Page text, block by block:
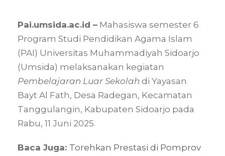
Pai.umsida.ac.id – Mahasiswa semester 6
Program Studi Pendidikan Agama Islam
(PAI) Universitas Muhammadiyah Sidoarjo
(Umsida) melaksanakan kegiatan
Pembelajaran Luar Sekolah di Yayasan
Bayt Al Fath, Desa Radegan, Kecamatan
Tanggulangin, Kabupaten Sidoarjo pada
Rabu, 11 Juni 2025.
Baca Juga: Torehkan Prestasi di Pomprov